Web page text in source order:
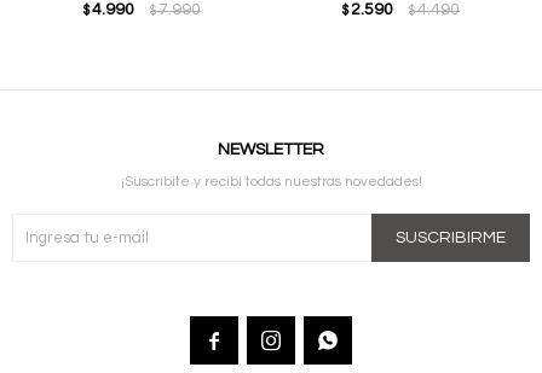
$ 4.990 $7.990 $ 2.590 $4.490
NEWSLETTER
¡Suscribite y recibí todas nuestras novedades!
SUSCRIBIRME
  